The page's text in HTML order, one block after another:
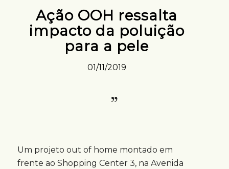
Ação OOH ressalta
impacto da poluição
para a pele
01/11/2019
Um projeto out of home montado em
frente ao Shopping Center 3, na Avenida